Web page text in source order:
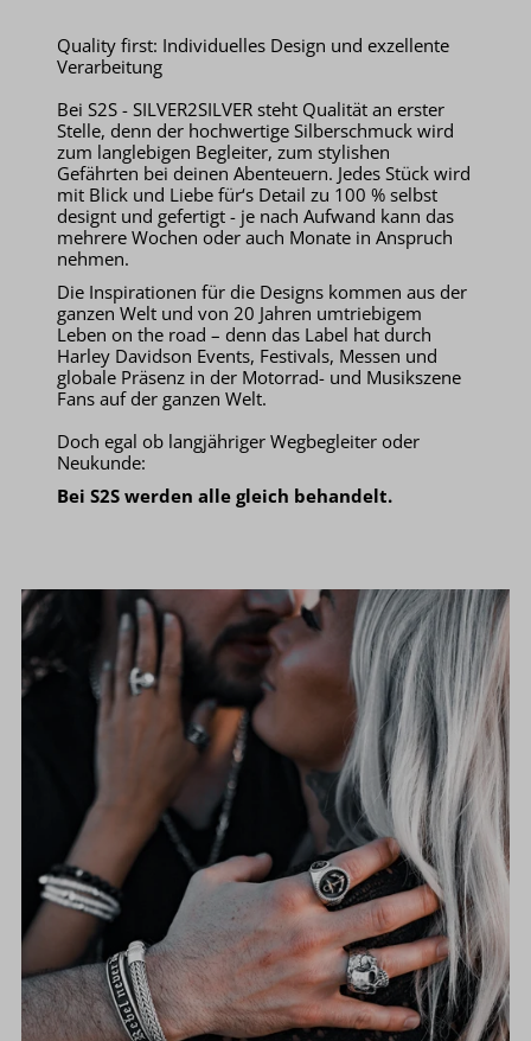
Quality first: Individuelles Design und exzellente
Verarbeitung
Bei S2S - SILVER2SILVER steht Qualität an erster
Stelle, denn der hochwertige Silberschmuck wird
zum langlebigen Begleiter, zum stylishen
Gefährten bei deinen Abenteuern. Jedes Stück wird
mit Blick und Liebe für‘s Detail zu 100 % selbst
designt und gefertigt - je nach Aufwand kann das
mehrere Wochen oder auch Monate in Anspruch
nehmen.
Die Inspirationen für die Designs kommen aus der
ganzen Welt und von 20 Jahren umtriebigem
Leben on the road – denn das Label hat durch
Harley Davidson Events, Festivals, Messen und
globale Präsenz in der Motorrad- und Musikszene
Fans auf der ganzen Welt.
Doch egal ob langjähriger Wegbegleiter oder
Neukunde:
Bei S2S werden alle gleich behandelt.